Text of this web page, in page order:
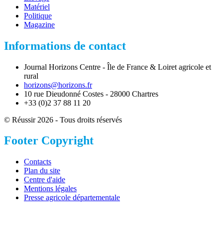
Matériel
Politique
Magazine
Informations de contact
Journal Horizons Centre - Île de France & Loiret agricole et
rural
horizons@horizons.fr
10 rue Dieudonné Costes - 28000 Chartres
+33 (0)2 37 88 11 20
© Réussir 2026 - Tous droits réservés
Footer Copyright
Contacts
Plan du site
Centre d'aide
Mentions légales
Presse agricole départementale